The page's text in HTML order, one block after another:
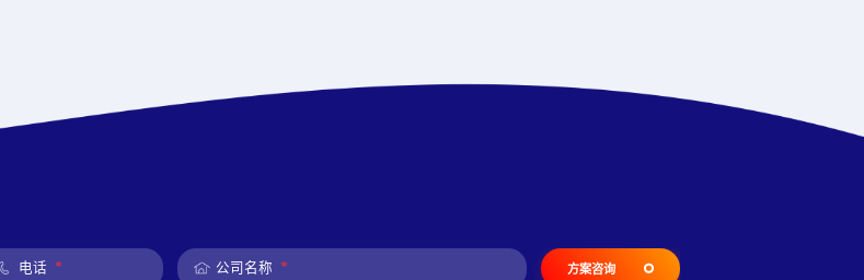
电话 * 公司名称 * 方案咨询